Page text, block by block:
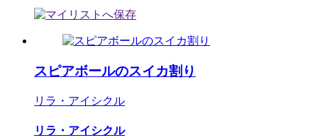
スピアボールのスイカ割り
リラ・アイシクル
リラ・アイシクル